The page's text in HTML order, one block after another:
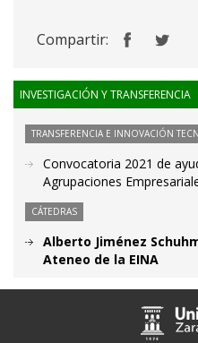
Compartir:
INVESTIGACIÓN Y TRANSFERENCIA
TRANSFERENCIA E INNOVACIÓN
Convocatoria 2021 de
Agrupaciones
CÁTEDRAS
Alberto Jiménez
Ateneo de la EINA